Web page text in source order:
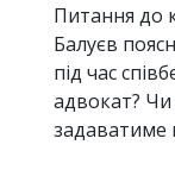
Питання до
Балуєв
під час
адвокат? Чи
задаватиме